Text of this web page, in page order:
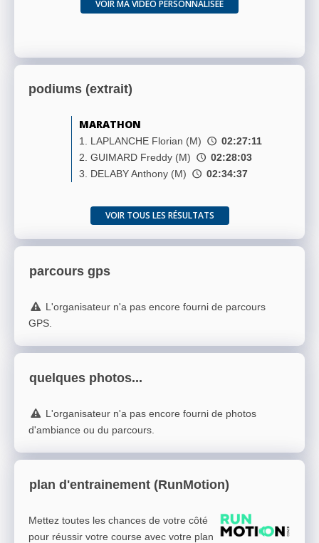
VOIR MA VIDÉO PERSONNALISÉE
podiums (extrait)
MARATHON
1. LAPLANCHE Florian (M)
02:27:11
2. GUIMARD Freddy (M)
02:28:03
3. DELABY Anthony (M)
02:34:37
VOIR TOUS LES RÉSULTATS
parcours gps
L'organisateur n'a pas encore fourni de parcours
GPS.
quelques photos...
L'organisateur n'a pas encore fourni de photos
d'ambiance ou du parcours.
plan d'entrainement (RunMotion)
Mettez toutes les chances de votre côté
pour réussir votre course avec votre plan